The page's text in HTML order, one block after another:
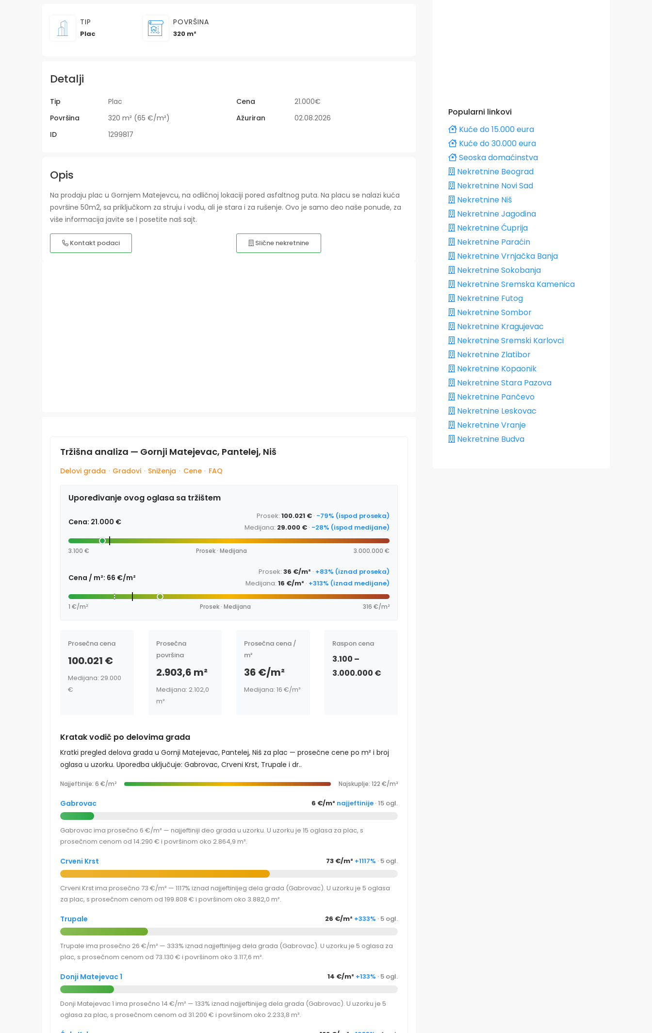
TIP
Plac
POVRŠINA
320 m²
Detalji
Tip Plac Cena
21.000€
Površina
320 m² (65 €/m²) Ažuriran
02.08.2026
ID
1299817
Opis
Na prodaju plac u Gornjem Matejevcu, na odličnoj lokaciji pored asfaltnog puta. Na placu se nalazi kuća
površine 50m2, sa priključkom za struju i vodu, ali je stara i za rušenje. Ovo je samo deo naše ponude, za
više informacija javite se I posetite naš sajt.
Kontakt podaci Slične nekretnine
Tržišna analiza — Gornji Matejevac, Pantelej, Niš
Delovi grada · Gradovi · Sniženja · Cene · FAQ
Upoređivanje ovog oglasa sa tržištem
Cena: 21.000 €
Prosek: 100.021 € · -79% (ispod proseka)
Medijana: 29.000 € · -28% (ispod medijane)
3.100 € Prosek · Medijana 3.000.000 €
Cena / m²: 66 €/m²
Prosek: 36 €/m² · +83% (iznad proseka)
Medijana: 16 €/m² · +313% (iznad medijane)
1 €/m² Prosek · Medijana 316 €/m²
Prosečna cena
100.021 €
Medijana: 29.000
€
Prosečna
površina
2.903,6 m²
Medijana: 2.102,0
m²
Prosečna cena /
m²
36 €/m²
Medijana: 16 €/m²
Raspon cena
3.100 –
3.000.000 €
Kratak vodič po delovima grada
Kratki pregled delova grada u Gornji Matejevac, Pantelej, Niš za plac — prosečne cene po m² i broj
oglasa u uzorku. Uporedba uključuje: Gabrovac, Crveni Krst, Trupale i dr..
Najjeftinije: 6 €/m² Najskuplje: 122 €/m²
Gabrovac 6 €/m² najjeftinije · 15 ogl.
Gabrovac ima prosečno 6 €/m² — najjeftiniji deo grada u uzorku. U uzorku je 15 oglasa za plac, s
prosečnom cenom od 14.290 € i površinom oko 2.864,9 m².
Crveni Krst 73 €/m² +1117% · 5 ogl.
Crveni Krst ima prosečno 73 €/m² — 1117% iznad najjeftinijeg dela grada (Gabrovac). U uzorku je 5 oglasa
za plac, s prosečnom cenom od 199.808 € i površinom oko 3.882,0 m².
Trupale 26 €/m² +333% · 5 ogl.
Trupale ima prosečno 26 €/m² — 333% iznad najjeftinijeg dela grada (Gabrovac). U uzorku je 5 oglasa za
plac, s prosečnom cenom od 73.130 € i površinom oko 3.117,6 m².
Donji Matejevac 1 14 €/m² +133% · 5 ogl.
Donji Matejevac 1 ima prosečno 14 €/m² — 133% iznad najjeftinijeg dela grada (Gabrovac). U uzorku je 5
oglasa za plac, s prosečnom cenom od 31.200 € i površinom oko 2.233,8 m².
Popularni linkovi
Kuće do 15.000 eura
Kuće do 30.000 eura
Seoska domaćinstva
Nekretnine Beograd
Nekretnine Novi Sad
Nekretnine Niš
Nekretnine Jagodina
Nekretnine Ćuprija
Nekretnine Paraćin
Nekretnine Vrnjačka Banja
Nekretnine Sokobanja
Nekretnine Sremska Kamenica
Nekretnine Futog
Nekretnine Sombor
Nekretnine Kragujevac
Nekretnine Sremski Karlovci
Nekretnine Zlatibor
Nekretnine Kopaonik
Nekretnine Stara Pazova
Nekretnine Pančevo
Nekretnine Leskovac
Nekretnine Vranje
Nekretnine Budva